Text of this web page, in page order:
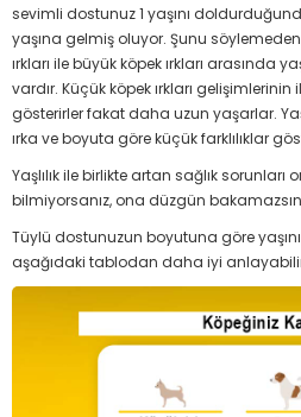
sevimli dostunuz 1 yaşını
yaşına gelmiş oluyor. Şunu
ırkları ile büyük köpek ırkları arasında
vardır. Küçük köpek ırkları gelişimlerinin
gösterirler fakat daha uzun yaşarlar.
ırka ve boyuta göre küçük farklılıklar
Yaşlılık ile birlikte artan sağlık sorunları
bilmiyorsanız, ona düzgün
Tüylü dostunuzun boyutuna göre
aşağıdaki tablodan daha iyi